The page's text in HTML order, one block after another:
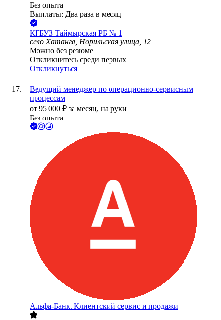
Без опыта
Выплаты: Два раза в месяц
КГБУЗ Таймырская РБ № 1
село Хатанга, Норильская улица, 12
Можно без резюме
Откликнитесь среди первых
Откликнуться
Ведущий менеджер по операционно-сервисным
процессам
от 95 000 ₽ за месяц, на руки
Без опыта
Альфа-Банк. Клиентский сервис и продажи